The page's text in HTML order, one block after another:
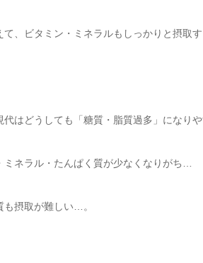
て、ビタミン・ミネラルもしっかりと摂取す
代はどうしても「糖質・脂質過多」になりや
ミネラル・たんぱく質が少なくなりがち…
も摂取が難しい…。